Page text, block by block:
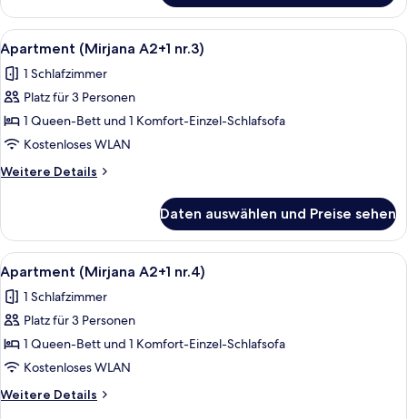
(Mirjana
A2
nr.2)
Alle
Fotos
für
Apartment
(Mirjana
A2+1
nr.3)
anzeigen
Apartment (Mirjana A2+1 nr.3) |
14
Apartment (Mirjana A2+1 nr.3)
1 Schlafzimmer
Platz für 3 Personen
1 Queen-Bett und 1 Komfort-Einzel-Schlafsofa
Kostenloses WLAN
Weitere Details
Weitere
(Mirjana
A2+1
nr.3)
Daten auswählen und Preise sehen
Alle
Fotos
für
Apartment
(Mirjana
A2+1
nr.4)
anzeigen
Apartment (Mirjana A2+1 nr.4) |
9
Apartment (Mirjana A2+1 nr.4)
1 Schlafzimmer
Platz für 3 Personen
1 Queen-Bett und 1 Komfort-Einzel-Schlafsofa
Kostenloses WLAN
Weitere Details
Weitere